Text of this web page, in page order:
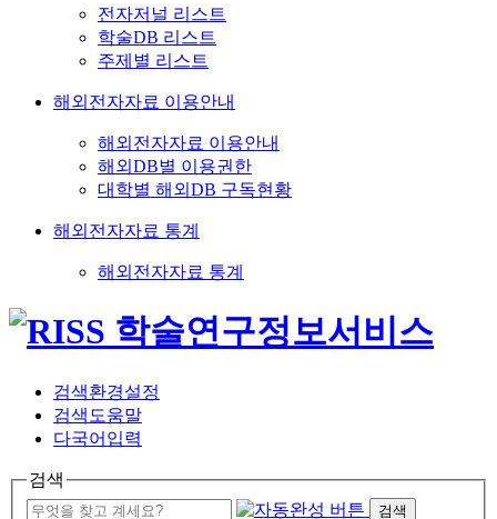
전자저널 리스트
학술DB 리스트
주제별 리스트
해외전자자료 이용안내
해외전자자료 이용안내
해외DB별 이용권한
대학별 해외DB 구독현황
해외전자자료 통계
해외전자자료 통계
검색환경설정
검색도움말
다국어입력
검색
검색